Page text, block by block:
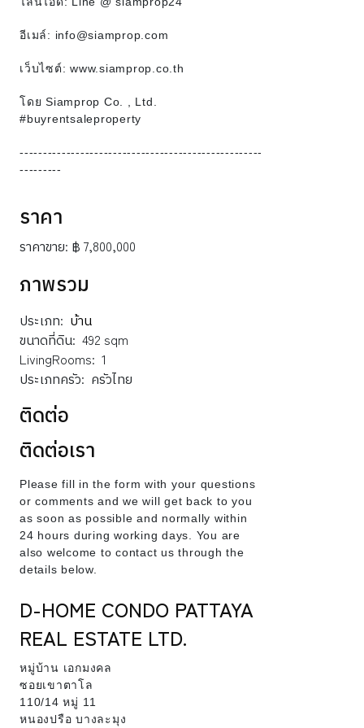
อีเมล์: info@siamprop.com
เว็บไซต์: www.siamprop.co.th
โดย Siamprop Co. , Ltd.
#buyrentsaleproperty
----------------------------------------------------
---------
ราคา
ราคาขาย: ฿ 7,800,000
ภาพรวม
ประเภท: บ้าน
ขนาดที่ดิน: 492 sqm
LivingRooms: 1
ประเภทครัว: ครัวไทย
ติดต่อ
ติดต่อเรา
Please fill in the form with your questions
or comments and we will get back to you
as soon as possible and normally within
24 hours during working days. You are
also welcome to contact us through the
details below.
D-HOME CONDO PATTAYA
REAL ESTATE LTD.
หมู่บ้าน เอกมงคล
ซอยเขาตาโล
110/14 หมู่ 11
หนองปรือ บางละมุง